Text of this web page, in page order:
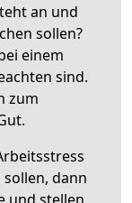
an und
sollen?
einem
sind.
zum
dann